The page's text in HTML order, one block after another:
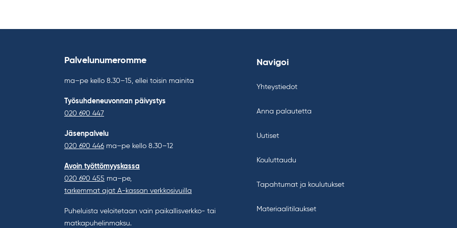
Palvelunumeromme
ma–pe kello 8.30–15, ellei toisin mainita
Työsuhdeneuvonnan päivystys
020 690 447
Jäsenpalvelu
020 690 446 ma–pe kello 8.30–12
Avoin työttömyyskassa
020 690 455 ma–pe,
tarkemmat ajat A-kassan verkkosivuilla
Puheluista veloitetaan vain paikallisverkko- tai
matkapuhelinmaksu.
Navigoi
Yhteystiedot
Anna palautetta
Uutiset
Kouluttaudu
Tapahtumat ja koulutukset
Materiaalitilaukset